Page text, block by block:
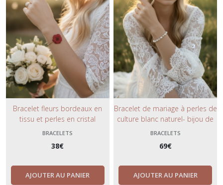
Bracelet fleurs bordeaux en
tissu et perles en cristal
brodées– Bijou de mariage
BRACELETS
38€
AJOUTER AU PANIER
Bracelet de mariage à perles de
culture blanc naturel- bijou de
mariée ajustable- chic et
BRACELETS
69€
AJOUTER AU PANIER